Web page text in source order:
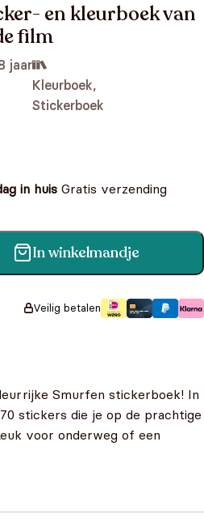
en kleurboek van
film
jaar
Kleurboek,
Stickerboek
in huis Gratis verzending
van de film aantal
In winkelmandje
Veilig betalen
Smurfen stickerboek! In
stickers die je op de prachtige
voor onderweg of een